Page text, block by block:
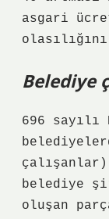
asgari
Belediye
696 sayılı
belediye
oluşan